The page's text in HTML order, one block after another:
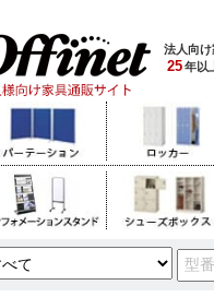
法人向
25年以